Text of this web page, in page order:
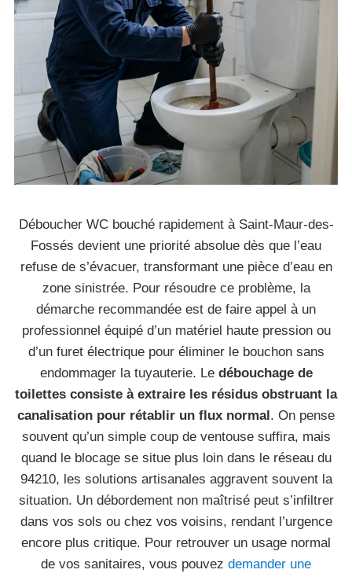
Déboucher WC bouché rapidement à Saint-Maur-des-
Fossés devient une priorité absolue dès que l’eau
refuse de s’évacuer, transformant une pièce d’eau en
zone sinistrée. Pour résoudre ce problème, la
démarche recommandée est de faire appel à un
professionnel équipé d’un matériel haute pression ou
d’un furet électrique pour éliminer le bouchon sans
endommager la tuyauterie. Le débouchage de
toilettes consiste à extraire les résidus obstruant la
canalisation pour rétablir un flux normal. On pense
souvent qu’un simple coup de ventouse suffira, mais
quand le blocage se situe plus loin dans le réseau du
94210, les solutions artisanales aggravent souvent la
situation. Un débordement non maîtrisé peut s’infiltrer
dans vos sols ou chez vos voisins, rendant l’urgence
encore plus critique. Pour retrouver un usage normal
de vos sanitaires, vous pouvez demander une